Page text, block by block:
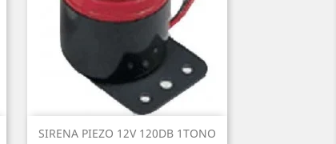
SIRENA PIEZO 12V 120DB 1TONO
Vista rápida